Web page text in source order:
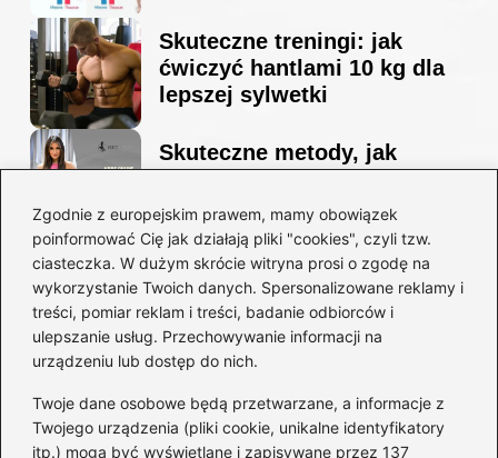
Zgodnie z europejskim prawem, mamy obowiązek
poinformować Cię jak działają pliki "cookies", czyli tzw.
ciasteczka. W dużym skrócie witryna prosi o zgodę na
wykorzystanie Twoich danych. Spersonalizowane reklamy i
treści, pomiar reklam i treści, badanie odbiorców i
ulepszanie usług. Przechowywanie informacji na
urządzeniu lub dostęp do nich.
Twoje dane osobowe będą przetwarzane, a informacje z
Twojego urządzenia (pliki cookie, unikalne identyfikatory
itp.) mogą być wyświetlane i zapisywane przez 137
Skuteczne treningi: jak
ćwiczyć hantlami 10 kg dla
lepszej sylwetki
Skuteczne metody, jak
sylwetkę w zaledwie 90 dni
Idealny garnitur: jak dobrać
go do swojej sylwetki?
Kategorie